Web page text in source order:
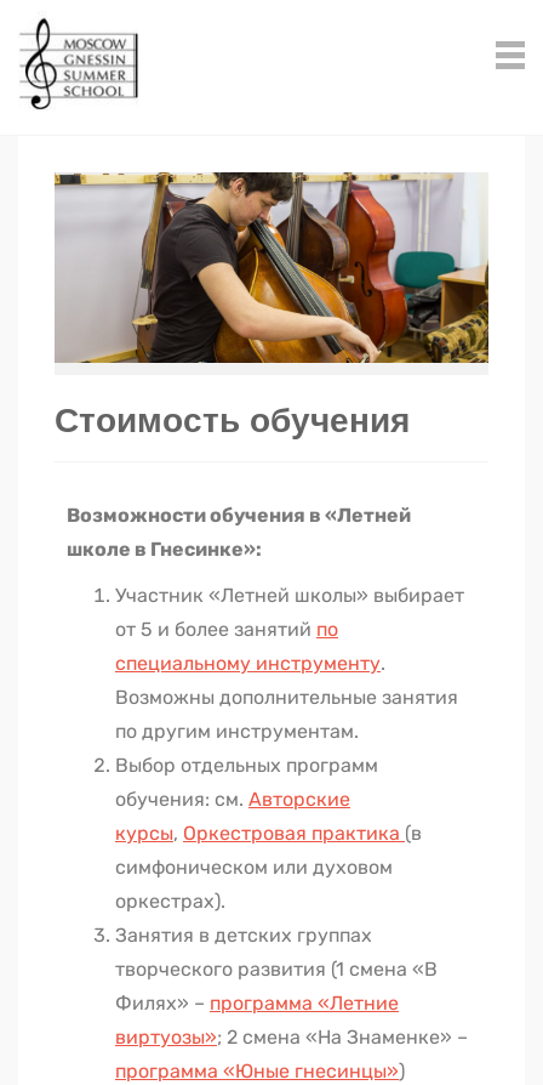
Стоимость обучения
Возможности обучения в «Летней
школе в Гнесинке»:
Участник «Летней школы» выбирает
от 5 и более занятий по
специальному инструменту.
Возможны дополнительные занятия
по другим инструментам.
Выбор отдельных программ
обучения: см. Авторские
курсы, Оркестровая практика (в
симфоническом или духовом
оркестрах).
Занятия в детских группах
творческого развития (1 смена «В
Филях» – программа «Летние
виртуозы»; 2 смена «На Знаменке» –
программа «Юные гнесинцы»)